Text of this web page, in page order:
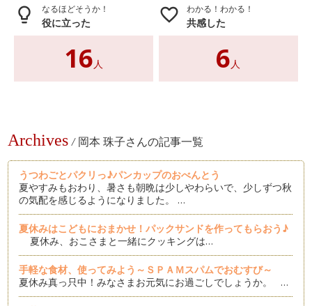
lightbulb_outline なるほどそうか！
役に立った
16人
favorite_border わかる！わかる！
共感した
6人
Archives / 岡本 珠子さんの記事一覧
うつわごとパクリっ♪パンカップのおべんとう
夏やすみもおわり、暑さも朝晩は少しやわらいで、少しずつ秋
の気配を感じるようになりました。 …
夏休みはこどもにおまかせ！パックサンドを作ってもらおう♪
夏休み、おこさまと一緒にクッキングは…
手軽な食材、使ってみよう～ＳＰＡＭスパムでおむすび～
夏休み真っ只中！みなさまお元気にお過ごしでしょうか。 …